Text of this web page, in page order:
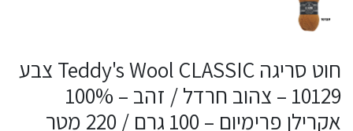
חוט סריגה Teddy's Wool CLASSIC צבע
10129 – צהוב חרדל / זהב – 100%
אקרילן פרימיום – 100 גרם / 220 מטר